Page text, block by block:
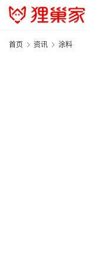
首页 资讯 涂料